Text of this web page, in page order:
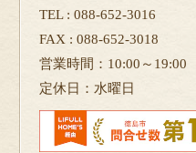
TEL : 088-652-3016
FAX : 088-652-3018
営業時間：10:00～19:00
定休日：水曜日